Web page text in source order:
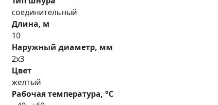
соединительный
Длина, м
10
Наружный диаметр, мм
2х3
Цвет
желтый
Рабочая температура, °С